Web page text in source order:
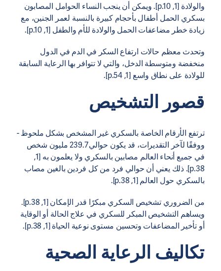
والولادة [1, p.10]. ويمكن أن ينجب النساء الحوامل المصابون
بسكري الحمل أطفال بأحجام كبيرة بالنسبة لعمر الجنين، مع
زيادة خطر مضاعفات الحمل والولادة للأم والطفل [1, p.10].
وتحدث معظم حالات ارتفاع السكر في الدم في الدول
منخفضة ومتوسطة الدخل، والتي لا تتوافر بها الرعاية السابقة
للولادة على نطاق واسع [1, p.54].
قصور التشخيص
ترتفع الأرقام الخاصة بالسكري غير المشخص بشكل ملحوظ -
ووفقًا لآخر التقديرات، قد يكون حوالي 239.7 مليون شخص
في جميع أنحاء العالم مصابين بالسكري ولا يعلمون به [1,
p.38]. ذلك يعني أن حوالي فرد من كل فردين بالغين مصاب
بالسكري حول العالم [1, p.38].
من الضروري تشخيص السكري مبكرًا قدر الإمكان [1, p.38].
ويساهم التشخيص المبكر للسكري في علاج الحالة أو الوقاية
أو تأخير المضاعفات وتحسين مستوى نوعية الحياة [1, p.38].
تكاليف الرعاية الصحية